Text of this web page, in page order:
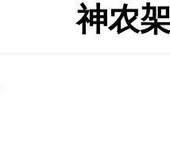
神农